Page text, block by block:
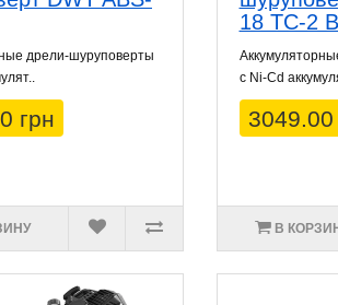
дрели-шуруповерты
грн
18 TC-2
с Ni-Cd
3049.00
В